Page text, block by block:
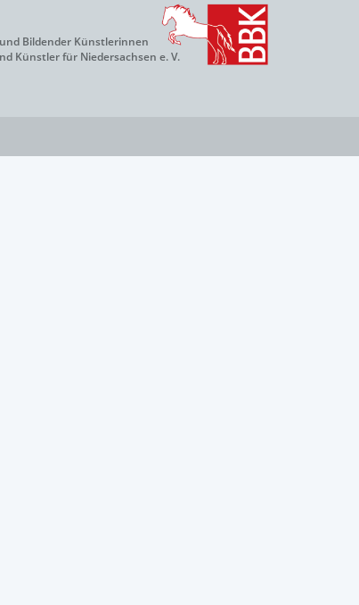
Bildender Künstlerinnen
Künstler für Niedersachsen e. V.